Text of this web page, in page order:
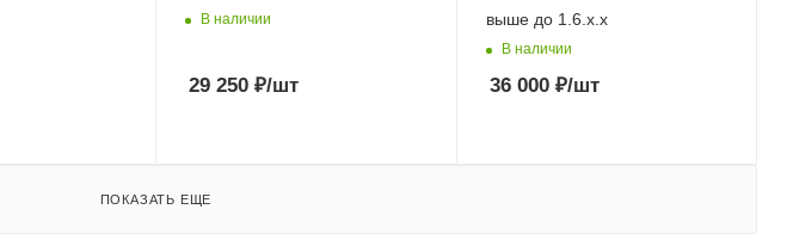
В наличии
29 250 ₽/шт
выше до 1.6.x.x
В наличии
36 000₽/шт
ПОКАЗАТЬ ЕЩЕ